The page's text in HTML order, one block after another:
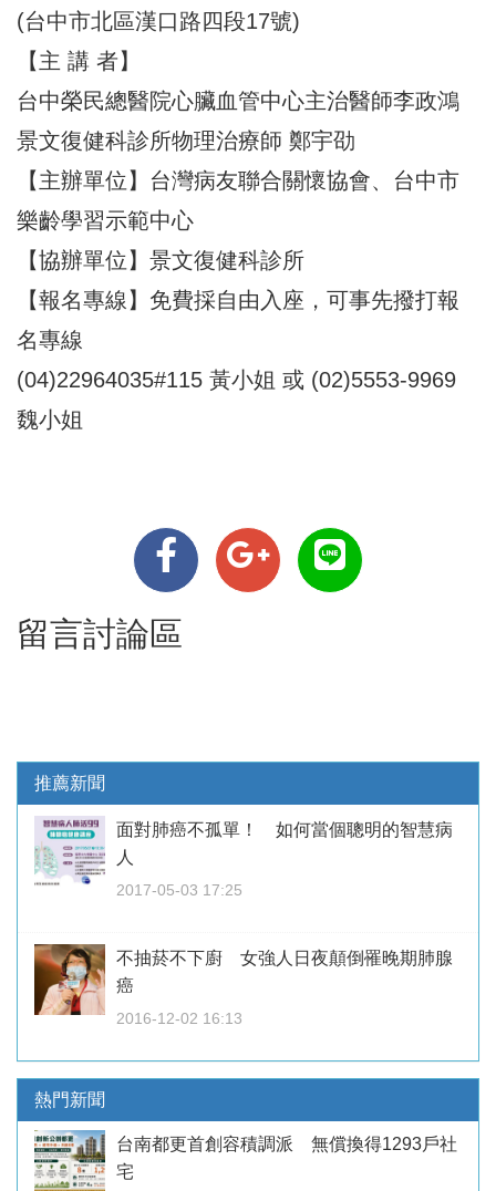
(台中市北區漢口路四段17號)
【主 講 者】
台中榮民總醫院心臟血管中心主治醫師李政鴻
景文復健科診所物理治療師 鄭宇劭
【主辦單位】台灣病友聯合關懷協會、台中市
樂齡學習示範中心
【協辦單位】景文復健科診所
【報名專線】免費採自由入座，可事先撥打報
名專線
(04)22964035#115 黃小姐 或 (02)5553-9969
魏小姐
留言討論區
推薦新聞
面對肺癌不孤單！ 如何當個聰明的智慧病
人
2017-05-03 17:25
不抽菸不下廚 女強人日夜顛倒罹晚期肺腺
癌
2016-12-02 16:13
熱門新聞
台南都更首創容積調派 無償換得1293戶社
宅